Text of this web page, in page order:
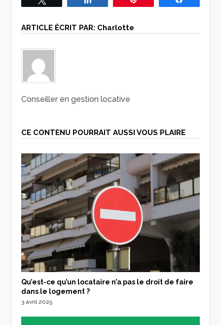
ARTICLE ÉCRIT PAR: Charlotte
Conseiller en gestion locative
CE CONTENU POURRAIT AUSSI VOUS PLAIRE
Qu’est-ce qu’un locataire n’a pas le droit de faire
dans le logement ?
3 avril 2025